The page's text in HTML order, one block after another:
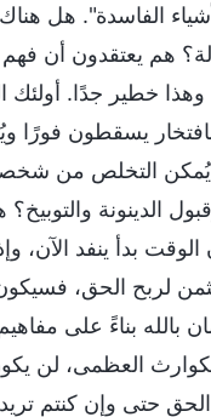
الفاسدة". هل
هم يعتقدون أن فهم
وهذا خطير جدًا. أولئك
بافتخار يسقطون فورًا
يُمكن التخلص من
الدينونة
بدأ ينفد الآن،
لربح الحق،
بالله بناءً على
العظمى، لن
حتى وإن كنتم